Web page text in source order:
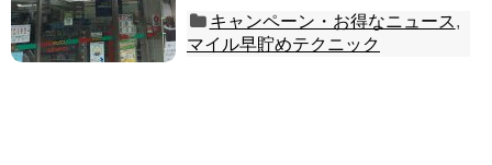
キャンペーン・お得なニュース,
マイル早貯めテクニック